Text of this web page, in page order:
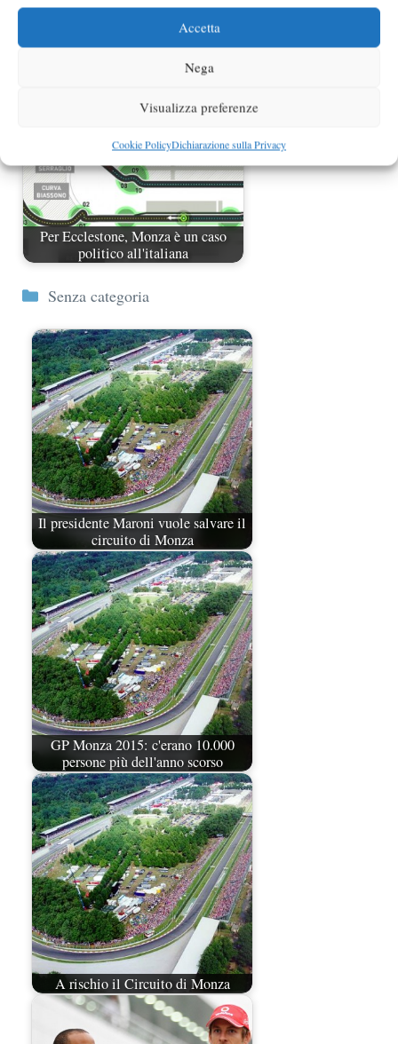
Accetta
Nega
Visualizza preferenze
Cookie PolicyDichiarazione sulla Privacy
La Ferrari c'è ma sempre ad un passo
Per Ecclestone, Monza è un caso
politico all'italiana
Categorie
Senza categoria
Il presidente Maroni vuole salvare il
circuito di Monza
GP Monza 2015: c'erano 10.000
persone più dell'anno scorso
A rischio il Circuito di Monza